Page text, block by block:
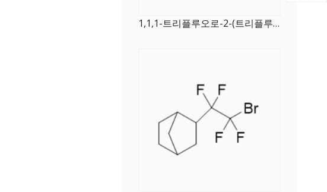
1,1,1-트리플루오로-2-(트리플루오로메틸)-4-펜텐-2-올